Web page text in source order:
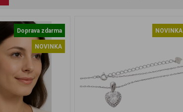
Doprava zdarma
NOVINKA
NOVINKA